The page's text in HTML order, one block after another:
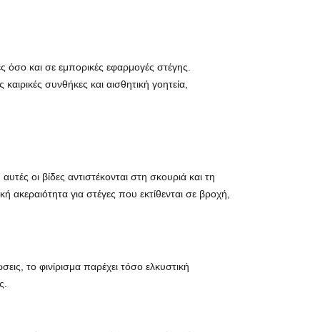
όσο και σε εμπορικές εφαρμογές στέγης.
συνθήκες και αισθητική γοητεία,
οι βίδες αντιστέκονται στη σκουριά και τη
για στέγες που εκτίθενται σε βροχή,
το φινίρισμα παρέχει τόσο ελκυστική